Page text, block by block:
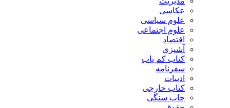
عکاسی
علوم سیاسی
علوم اجتماعی
اقتصاد
آشپزی
کتاب کم یاب
سفرنامه
ادبیات
کتاب خارجی
چاپ سنگی